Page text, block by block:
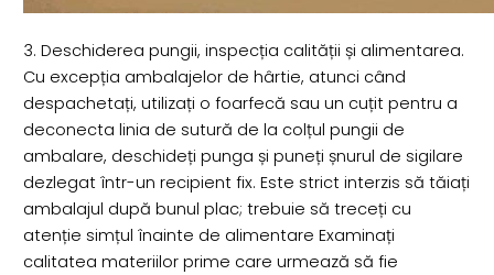
3. Deschiderea pungii, inspecția calității și alimentarea.
Cu excepția ambalajelor de hârtie, atunci când
despachetați, utilizați o foarfecă sau un cuțit pentru a
deconecta linia de sutură de la colțul pungii de
ambalare, deschideți punga și puneți șnurul de sigilare
dezlegat într-un recipient fix. Este strict interzis să tăiați
ambalajul după bunul plac; trebuie să treceți cu
atenție simțul înainte de alimentare Examinați
calitatea materiilor prime care urmează să fie